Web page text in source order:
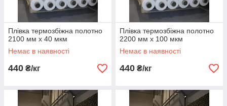
Плівка термозбіжна полотно
2100 мм х 40 мкм
Немає в наявності
440 ₴/кг
Плівка термозбіжна полотно
2200 мм х 100 мкм
Немає в наявності
440 ₴/кг